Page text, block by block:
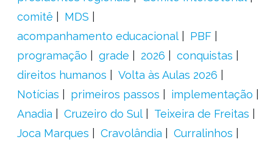
comitê
MDS
acompanhamento educacional
PBF
programação
grade 2026
conquistas
direitos humanos
Volta às Aulas 2026
Notícias
primeiros passos
implementação
Anadia
Cruzeiro do Sul
Teixeira de Freitas
Joca Marques
Cravolândia
Curralinhos